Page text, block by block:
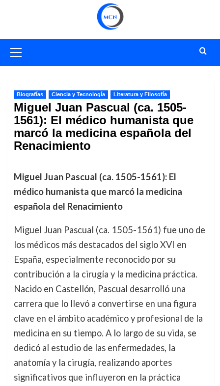
primario
Biografías Ciencia y Tecnología Literatura y Filosofía
Miguel Juan Pascual (ca. 1505-
1561): El médico humanista que
marcó la medicina española del
Renacimiento
Miguel Juan Pascual (ca. 1505-1561): El
médico humanista que marcó la medicina
española del Renacimiento
Miguel Juan Pascual (ca. 1505-1561) fue uno de
los médicos más destacados del siglo XVI en
España, especialmente reconocido por su
contribución a la cirugía y la medicina práctica.
Nacido en Castellón, Pascual desarrolló una
carrera que lo llevó a convertirse en una figura
clave en el ámbito académico y profesional de la
medicina en su tiempo. A lo largo de su vida, se
dedicó al estudio de las enfermedades, la
anatomía y la cirugía, realizando aportes
significativos que influyeron en la práctica